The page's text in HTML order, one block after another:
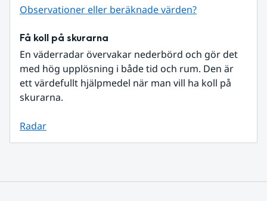
Observationer eller beräknade värden?
Få koll på skurarna
En väderradar övervakar nederbörd och gör det
med hög upplösning i både tid och rum. Den är
ett värdefullt hjälpmedel när man vill ha koll på
skurarna.
Radar